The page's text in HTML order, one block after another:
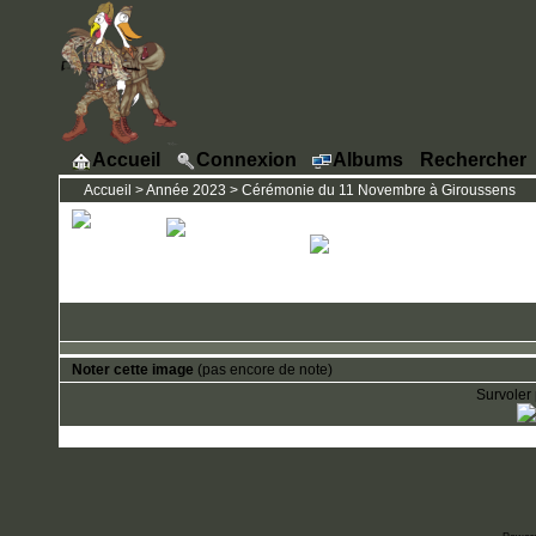
Accueil Connexion Albums Rechercher
Accueil >Année 2023 > Cérémonie du 11 Novembre à Giroussens
Noter cette image (pas encore de note)
Survoler